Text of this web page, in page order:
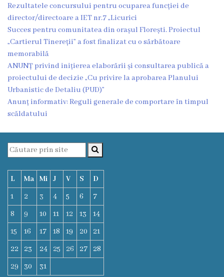
Instituții
subordonate
Funcţii
vacante
Consiliul
Regulamentul
Consiliului
Ședințele
Consiliului
online
Rezultatele concursului pentru ocuparea funcției de
director/directoare a IET nr.7 „Licurici
Succes pentru comunitatea din orașul Florești. Proiectul
„Cartierul Tinereții” a fost finalizat cu o sărbătoare
memorabilă
ANUNȚ privind inițierea elaborării și consultarea publică a
proiectului de decizie „Cu privire la aprobarea Planului
Urbanistic de Detaliu (PUD)”
Anunț informativ: Reguli generale de comportare în timpul
scăldatului
L Ma Mi J V S
D
1
2 3 4 5 6
7
8
9 10 11 12 13
14
15
16 17 18 19 20
21
22
23 24 25 26 27
28
29
30 31